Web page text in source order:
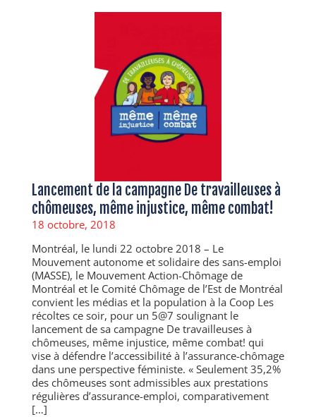
Lancement de la campagne De travailleuses à
chômeuses, même injustice, même combat!
18 octobre, 2018
Montréal, le lundi 22 octobre 2018 – Le
Mouvement autonome et solidaire des sans-emploi
(MASSE), le Mouvement Action-Chômage de
Montréal et le Comité Chômage de l’Est de Montréal
convient les médias et la population à la Coop Les
récoltes ce soir, pour un 5@7 soulignant le
lancement de sa campagne De travailleuses à
chômeuses, même injustice, même combat! qui
vise à défendre l’accessibilité à l’assurance-chômage
dans une perspective féministe. « Seulement 35,2%
des chômeuses sont admissibles aux prestations
régulières d’assurance-emploi, comparativement
[…]